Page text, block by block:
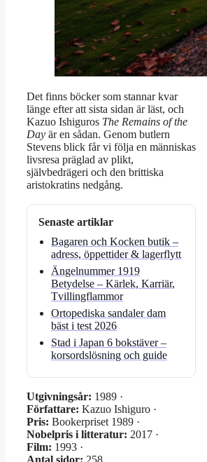
Det finns böcker som stannar kvar
länge efter att sista sidan är läst, och
Kazuo Ishiguros The Remains of the
Day är en sådan. Genom butlern
Stevens blick får vi följa en människas
livsresa präglad av plikt,
självbedrägeri och den brittiska
aristokratins nedgång.
Senaste artiklar
Bagaren och Kocken butik –
adress, öppettider & lagerflytt
Ängelnummer 1919
Betydelse – Kärlek, Karriär,
Tvillingflammor
Ortopediska sandaler dam
bäst i test 2026
Stad i Japan 6 bokstäver –
korsordslösning och guide
Utgivningsår: 1989 ·
Författare: Kazuo Ishiguro ·
Pris: Bookerpriset 1989 ·
Nobelpris i litteratur: 2017 ·
Film: 1993 ·